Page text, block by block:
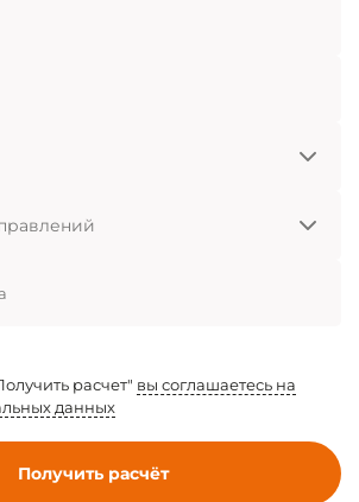
расчет" вы соглашаетесь на
данных
Получить расчёт